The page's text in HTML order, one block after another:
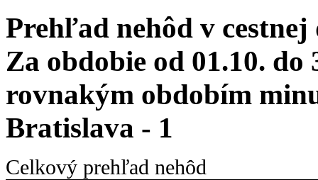
Prehľad nehôd v cestnej
Za obdobie od 01.10. do
rovnakým obdobím
Bratislava - 1
Celkový prehľad nehôd